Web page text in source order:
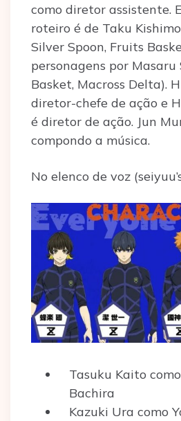
como diretor assistente.
roteiro é de Taku
Silver Spoon, Fruits
personagens por
Basket, Macross Delta).
diretor-chefe de ação e
é diretor de ação. Jun
compondo a música.
No elenco de voz
Tasuku Kaito
Bachira
Kazuki Ura como